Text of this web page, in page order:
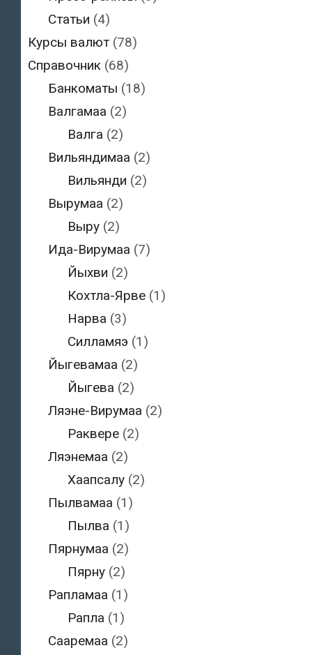
Статьи (4)
Курсы валют (78)
Справочник (68)
Банкоматы (18)
Валгамаа (2)
Валга (2)
Вильяндимаа (2)
Вильянди (2)
Вырумаа (2)
Выру (2)
Ида-Вирумаа (7)
Йыхви (2)
Кохтла-Ярве (1)
Нарва (3)
Силламяэ (1)
Йыгевамаа (2)
Йыгева (2)
Ляэне-Вирумаа (2)
Раквере (2)
Ляэнемаа (2)
Хаапсалу (2)
Пылвамаа (1)
Пылва (1)
Пярнумаа (2)
Пярну (2)
Рапламаа (1)
Рапла (1)
Сааремаа (2)